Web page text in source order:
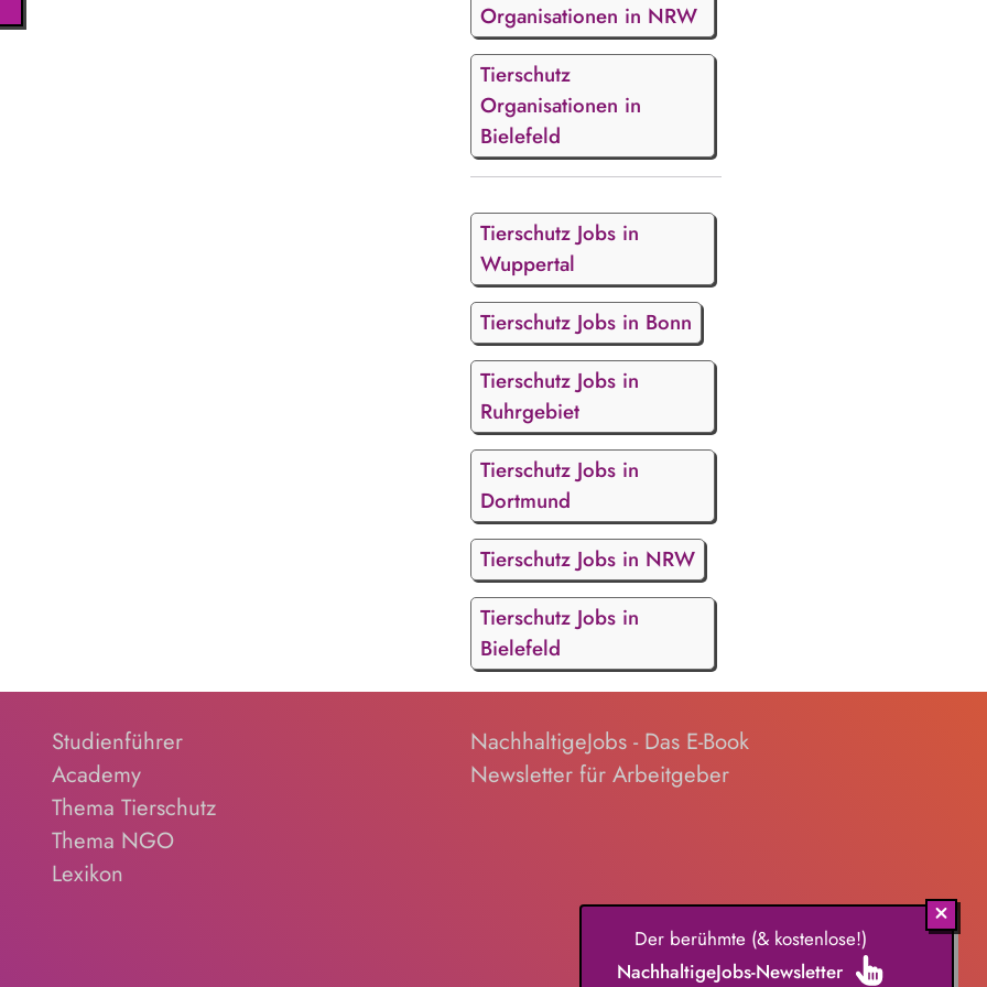
Organisationen in NRW
Tierschutz
Organisationen in
Bielefeld
Tierschutz Jobs in
Wuppertal
Tierschutz Jobs in Bonn
Tierschutz Jobs in
Ruhrgebiet
Tierschutz Jobs in
Dortmund
Tierschutz Jobs in NRW
Tierschutz Jobs in
Bielefeld
Studienführer
Academy
Thema Tierschutz
Thema NGO
Lexikon
NachhaltigeJobs - Das E-Book
Newsletter für Arbeitgeber
Der berühmte (& kostenlose!)
NachhaltigeJobs-Newsletter